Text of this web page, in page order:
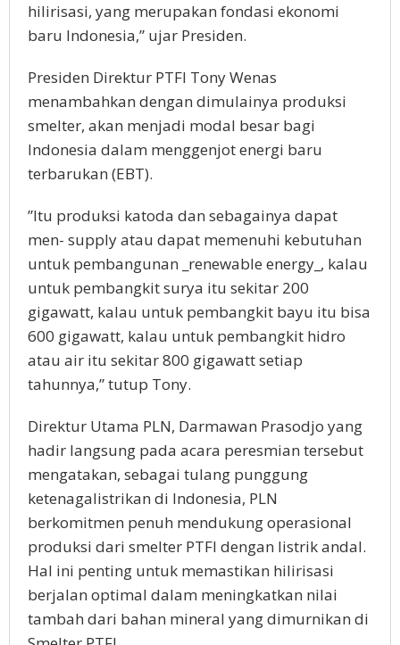
hilirisasi, yang merupakan fondasi ekonomi
baru Indonesia,” ujar Presiden.
Presiden Direktur PTFI Tony Wenas
menambahkan dengan dimulainya produksi
smelter, akan menjadi modal besar bagi
Indonesia dalam menggenjot energi baru
terbarukan (EBT).
”Itu produksi katoda dan sebagainya dapat
men- supply atau dapat memenuhi kebutuhan
untuk pembangunan _renewable energy_, kalau
untuk pembangkit surya itu sekitar 200
gigawatt, kalau untuk pembangkit bayu itu bisa
600 gigawatt, kalau untuk pembangkit hidro
atau air itu sekitar 800 gigawatt setiap
tahunnya,” tutup Tony.
Direktur Utama PLN, Darmawan Prasodjo yang
hadir langsung pada acara peresmian tersebut
mengatakan, sebagai tulang punggung
ketenagalistrikan di Indonesia, PLN
berkomitmen penuh mendukung operasional
produksi dari smelter PTFI dengan listrik andal.
Hal ini penting untuk memastikan hilirisasi
berjalan optimal dalam meningkatkan nilai
tambah dari bahan mineral yang dimurnikan di